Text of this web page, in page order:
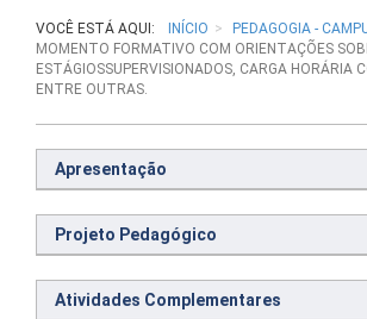
VOCÊ ESTÁ AQUI: INÍCIO
PEDAGOGIA -
MOMENTO FORMATIVO COM ORIENTAÇÕES
ESTÁGIOSSUPERVISIONADOS, CARGA HORÁRIA
ENTRE OUTRAS.
Apresentação
Projeto Pedagógico
Atividades Complementares